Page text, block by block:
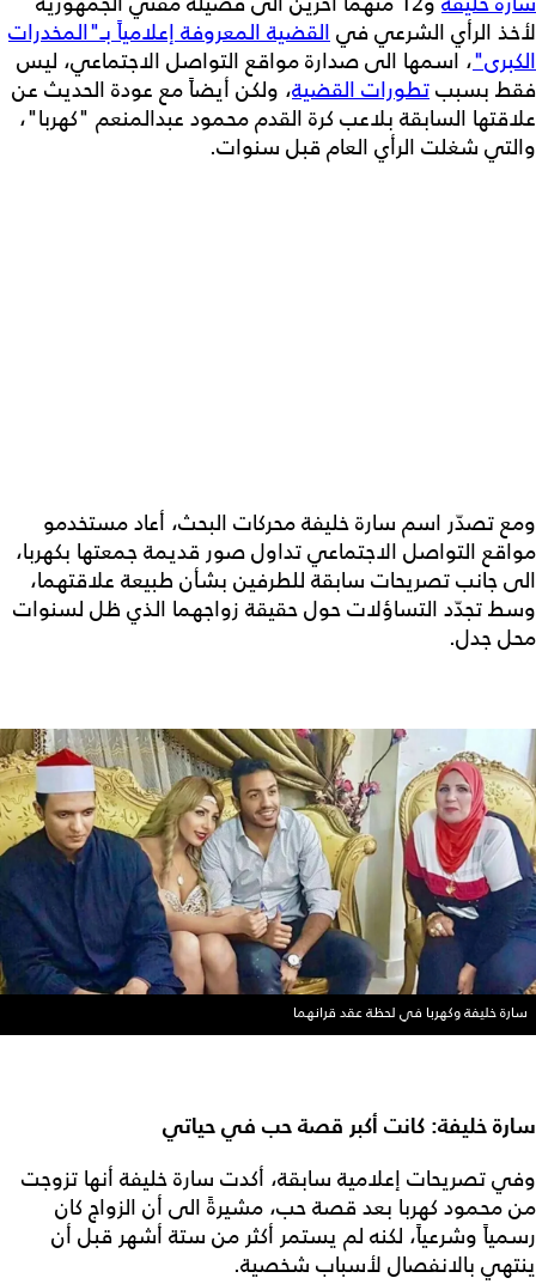
لأخذ الرأي الشرعي في القضية المعروفة إعلامياً بـ"المخدرات
الكبرى"، اسمها الى صدارة مواقع التواصل الاجتماعي، ليس
فقط بسببتطورات القضية، ولكن أيضاً مع عودة الحديث عن
علاقتها السابقة بلاعب كرة القدم محمود عبدالمنعم "كهربا"،
والتي شغلت الرأي العام قبل سنوات.
ومع تصدّر اسم سارة خليفة محركات البحث، أعاد مستخدمو
مواقع التواصل الاجتماعي تداول صور قديمة جمعتها بكهربا،
الى جانب تصريحات سابقة للطرفين بشأن طبيعة علاقتهما،
وسط تجدّد التساؤلات حول حقيقة زواجهما الذي ظل لسنوات
محل جدل.
سارة خليفة وكهربا في لحظة عقد قرانهما
سارة خليفة: كانت أكبر قصة حب في حياتي
وفي تصريحات إعلامية سابقة، أكدت سارة خليفة أنها تزوجت
من محمود كهربا بعد قصة حب، مشيرةً الى أن الزواج كان
رسمياً وشرعياً، لكنه لم يستمر أكثر من ستة أشهر قبل أن
ينتهي بالانفصال لأسباب شخصية.